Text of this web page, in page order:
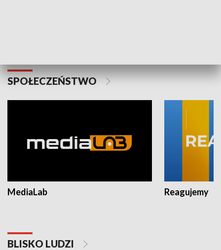
SPOŁECZEŃSTWO
MediaLab Reagujemy
BLISKO LUDZI